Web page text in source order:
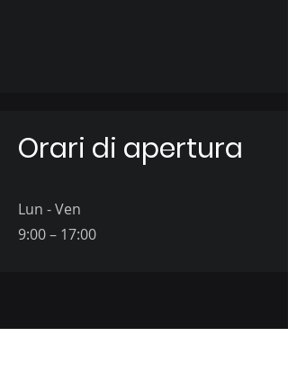
Orari di apertura
Lun - Ven
9:00 – 17:00